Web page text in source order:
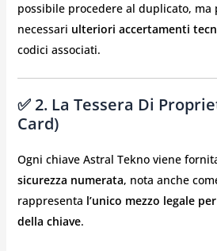
possibile procedere al duplicato, ma
necessari ulteriori accertamenti
codici associati.
✅ 2. La Tessera Di
Card)
Ogni chiave Astral Tekno viene
sicurezza numerata, nota anche
rappresenta l’unico mezzo legale
della chiave.